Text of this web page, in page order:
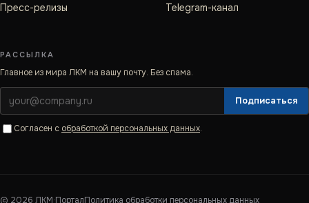
Пресс-релизы
Telegram-канал
РАССЫЛКА
Главное из мира ЛКМ на вашу почту. Без спама.
Подписаться
Согласен с обработкой персональных данных.
© 2026 ЛКМ·ПорталПолитика обработки персональных данных